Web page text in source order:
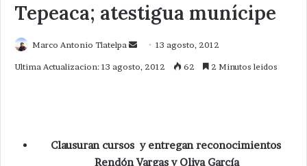
Tepeaca; atestigua munícipe
Marco Antonio Tlatelpa
Send13 agosto, 2012
Ultima Actualizacion: 13 agosto, 2012 62 2 Minutos leidos
Clausuran cursos y entregan reconocimientos
Rendón Vargas y Oliva García